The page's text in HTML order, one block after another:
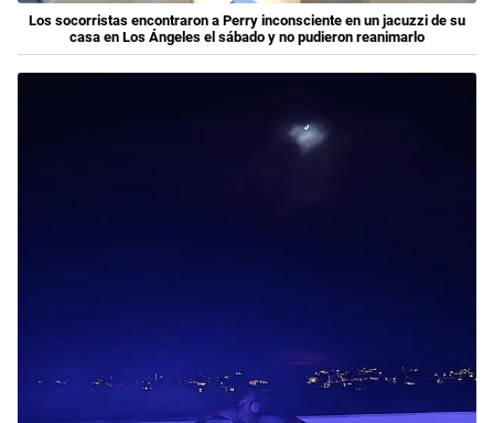
Los socorristas encontraron a Perry inconsciente en un jacuzzi de su
casa en Los Ángeles el sábado y no pudieron reanimarlo